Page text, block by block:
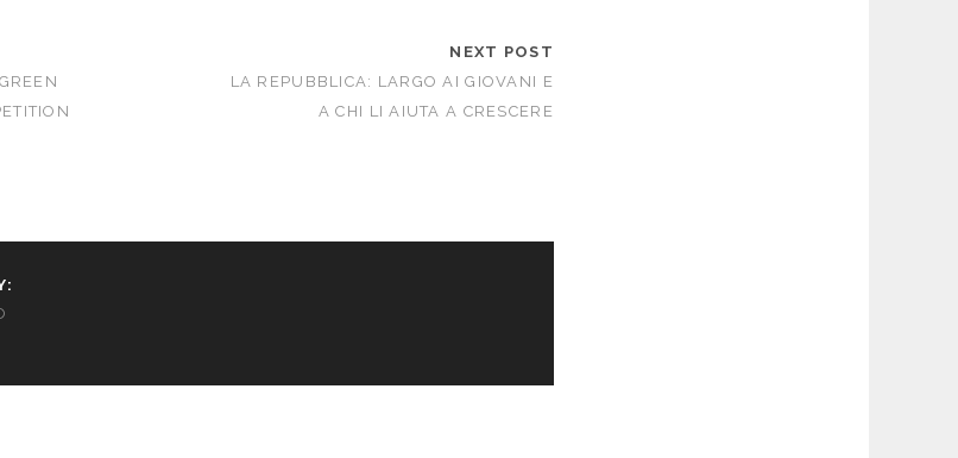
NEXT POST
LA REPUBBLICA: LARGO AI GIOVANI E
A CHI LI AIUTA A CRESCERE